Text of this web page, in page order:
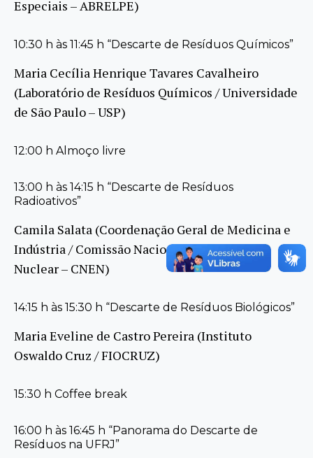
Especiais – ABRELPE)
10:30 h às 11:45 h “Descarte de Resíduos Químicos”
Maria Cecília Henrique Tavares Cavalheiro
(Laboratório de Resíduos Químicos / Universidade
de São Paulo – USP)
12:00 h Almoço livre
13:00 h às 14:15 h “Descarte de Resíduos
Radioativos”
Camila Salata (Coordenação Geral de Medicina e
Indústria / Comissão Nacional de Engenharia
Nuclear – CNEN)
14:15 h às 15:30 h “Descarte de Resíduos Biológicos”
Maria Eveline de Castro Pereira (Instituto
Oswaldo Cruz / FIOCRUZ)
15:30 h Coffee break
16:00 h às 16:45 h “Panorama do Descarte de
Resíduos na UFRJ”